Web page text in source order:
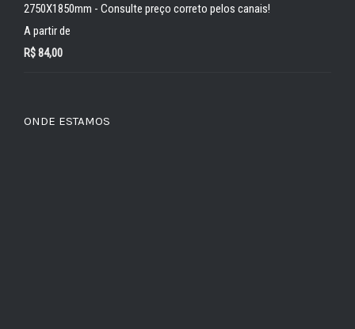
2750X1850mm - Consulte preço correto pelos canais!
A partir de
R$84,00
ONDE ESTAMOS